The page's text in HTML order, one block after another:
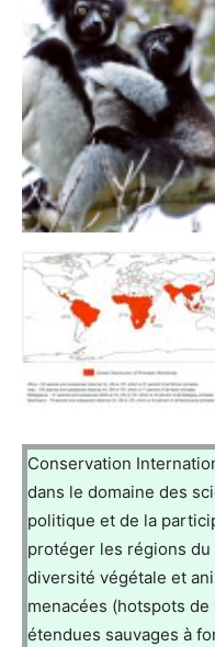
Conservation
dans le domaine des
politique et de la
protéger les régions
diversité végétale et
menacées (hotspots
étendues sauvages à